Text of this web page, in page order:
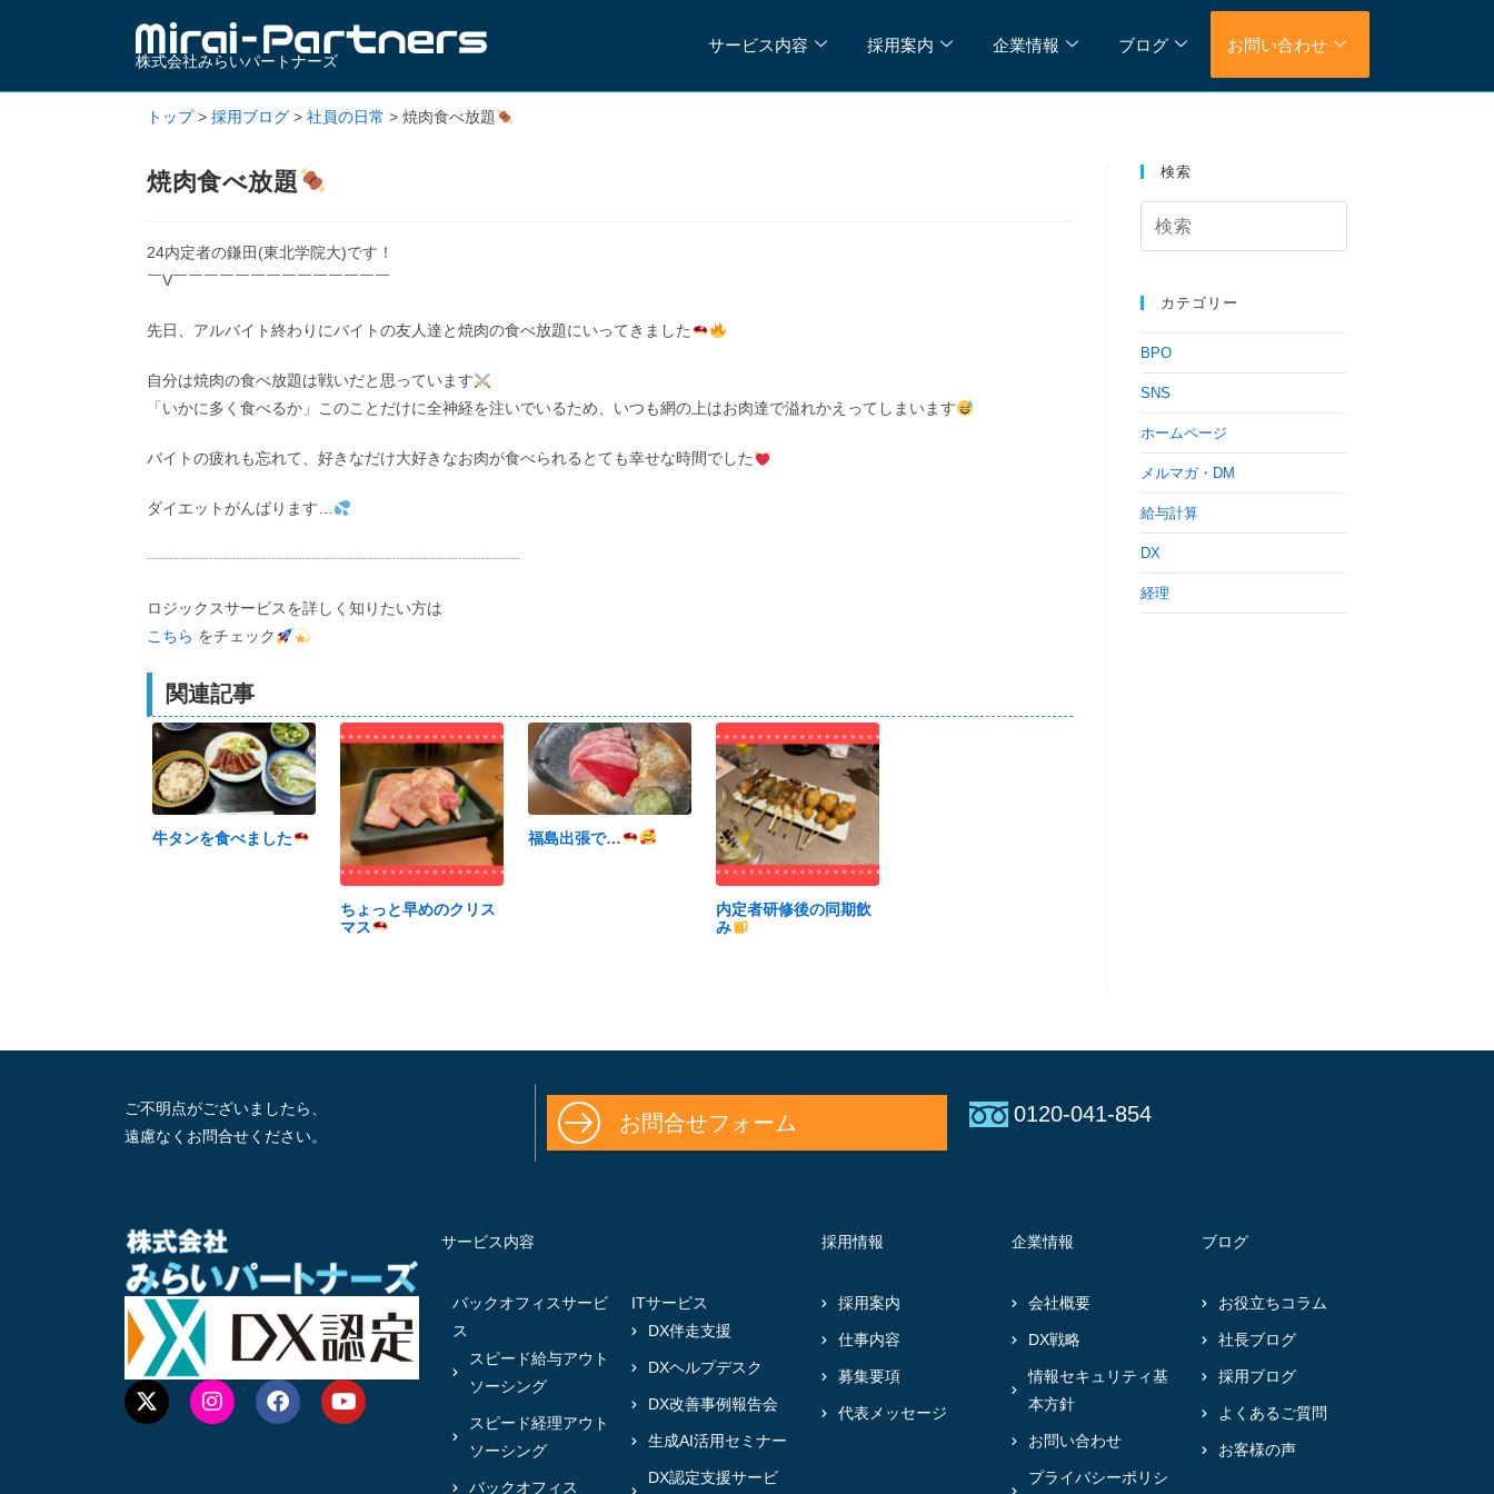
株式会社みらいパートナーズ
サービス内容 採用案内 企業情報 ブログ お問い合わせ
トップ> 採用ブログ > 社員の日常 > 焼肉食べ放題
焼肉食べ放題
24内定者の鎌田(東北学院大)です！
￣V￣￣￣￣￣￣￣￣￣￣￣￣￣￣
先日、アルバイト終わりにバイトの友人達と焼肉の食べ放題にいってきました
自分は焼肉の食べ放題は戦いだと思っています
「いかに多く食べるか」このことだけに全神経を注いでいるため、いつも網の上はお肉達で溢れかえってしまいます
バイトの疲れも忘れて、好きなだけ大好きなお肉が食べられるとても幸せな時間でした
ダイエットがんばります…
┈┈┈┈┈┈┈┈┈┈┈┈┈┈┈┈┈┈┈┈┈┈┈┈
ロジックスサービスを詳しく知りたい方は
こちら をチェック
関連記事
牛タンを食べました
ちょっと早めのクリス
マス
福島出張で…
内定者研修後の同期飲
み
検索
カテゴリー
BPO
SNS
ホームページ
メルマガ・DM
給与計算
DX
経理
ご不明点がございましたら、
遠慮なくお問合せください。
お問合せフォーム 0120-041-854
サービス内容
バックオフィスサービ
ス
スピード給与アウト
ソーシング
スピード経理アウト
ソーシング
バックオフィス
ITサービス
DX伴走支援
DXヘルプデスク
DX改善事例報告会
生成AI活用セミナー
DX認定支援サービ
採用情報
採用案内
仕事内容
募集要項
代表メッセージ
企業情報
会社概要
DX戦略
情報セキュリティ基
本方針
お問い合わせ
プライバシーポリシ
ブログ
お役立ちコラム
社長ブログ
採用ブログ
よくあるご質問
お客様の声